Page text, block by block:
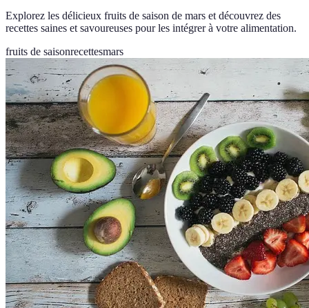
Explorez les délicieux fruits de saison de mars et découvrez des
recettes saines et savoureuses pour les intégrer à votre alimentation.
fruits de saisonrecettesmars